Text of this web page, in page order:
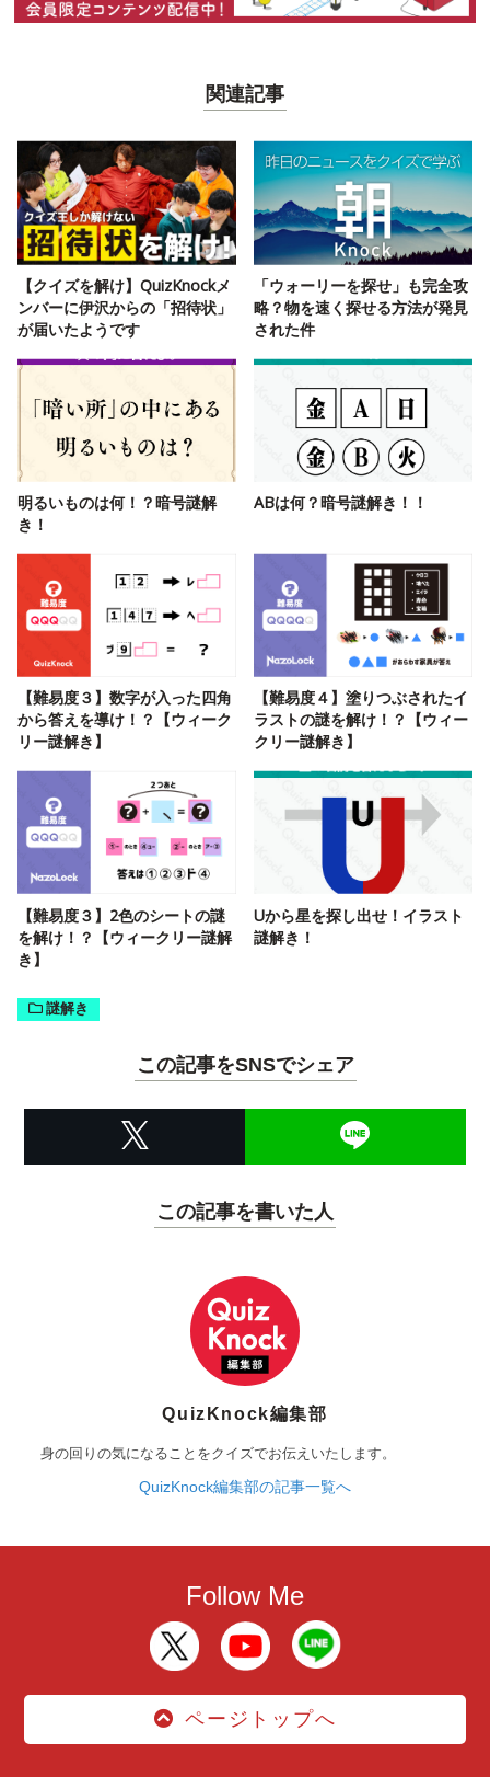
関連記事
【クイズを解け】QuizKnockメ
ンバーに伊沢からの「招待状」
が届いたようです
「ウォーリーを探せ」も完全攻
略？物を速く探せる方法が発見
された件
明るいものは何！？暗号謎解
き！
ABは何？暗号謎解き！！
【難易度３】数字が入った四角
から答えを導け！？【ウィーク
リー謎解き】
【難易度４】塗りつぶされたイ
ラストの謎を解け！？【ウィー
クリー謎解き】
【難易度３】2色のシートの謎
を解け！？【ウィークリー謎解
き】
Uから星を探し出せ！イラスト
謎解き！
謎解き
この記事をSNSでシェア
この記事を書いた人
QuizKnock編集部
身の回りの気になることをクイズでお伝えいたします。
QuizKnock編集部の記事一覧へ
Follow Me
ページトップへ